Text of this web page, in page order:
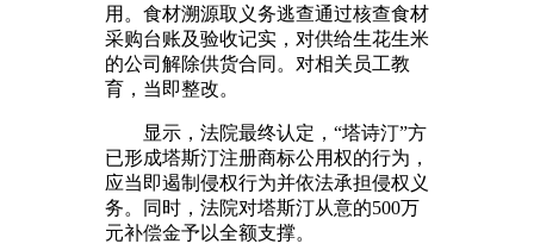
用。食材溯源取义务逃查通过核查食材
采购台账及验收记实，对供给生花生米
的公司解除供货合同。对相关员工教
育，当即整改。
显示，法院最终认定，“塔诗汀”方
已形成塔斯汀注册商标公用权的行为，
应当即遏制侵权行为并依法承担侵权义
务。同时，法院对塔斯汀从意的500万
元补偿金予以全额支撑。